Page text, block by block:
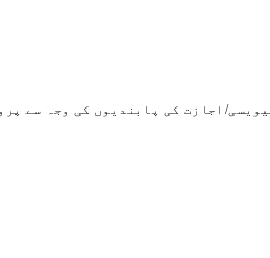
اجازت کی پابندیوں کی وجہ سے